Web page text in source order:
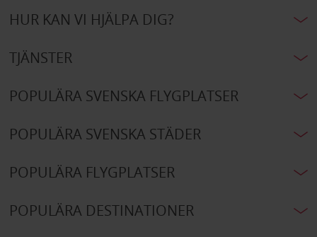
HUR KAN VI HJÄLPA DIG?
TJÄNSTER
POPULÄRA SVENSKA FLYGPLATSER
POPULÄRA SVENSKA STÄDER
POPULÄRA FLYGPLATSER
POPULÄRA DESTINATIONER